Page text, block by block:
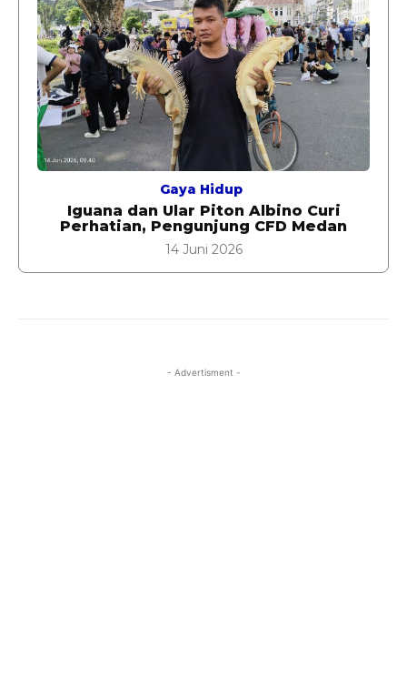
Gaya Hidup
Iguana dan Ular Piton Albino Curi
Perhatian, Pengunjung CFD Medan
14 Juni 2026
- Advertisment -